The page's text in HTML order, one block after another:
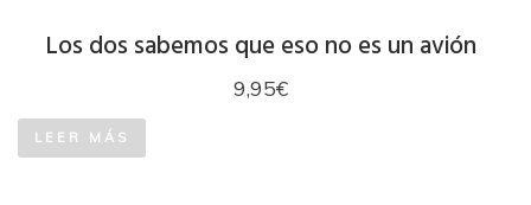
Los dos sabemos que eso no es un avión
9,95€
LEER MÁS